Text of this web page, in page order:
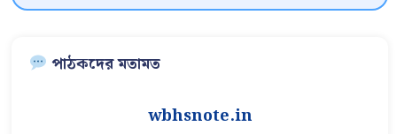
পাঠকদের মতামত
wbhsnote.in